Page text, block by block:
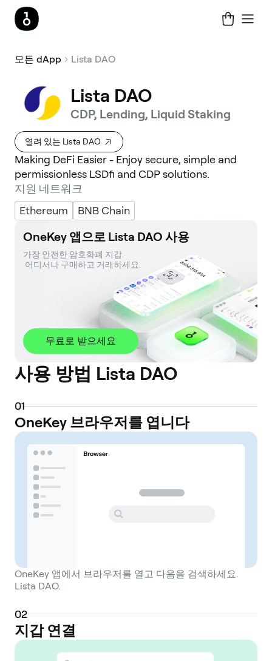
모든 dApp Lista DAO
Lista DAO
CDP, Lending, Liquid Staking
열려 있는 Lista DAO
Making DeFi Easier - Enjoy secure, simple and
permissionless LSDfi and CDP solutions.
지원 네트워크
Ethereum
BNB Chain
OneKey 앱으로 Lista DAO 사용
가장 안전한 암호화폐 지갑.
어디서나 구매하고 거래하세요.
무료로 받으세요
사용 방법 Lista DAO
01
OneKey 브라우저를 엽니다
OneKey 앱에서 브라우저를 열고 다음을 검색하세요.
Lista DAO.
02
지갑 연결